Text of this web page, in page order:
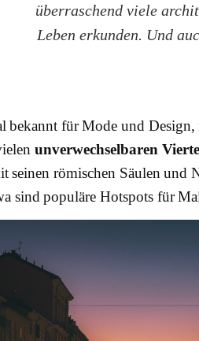
überraschend viele
Leben erkunden. Und
bekannt für Mode und Design,
unverwechselbaren
seinen römischen Säulen und
sind populäre Hotspots für